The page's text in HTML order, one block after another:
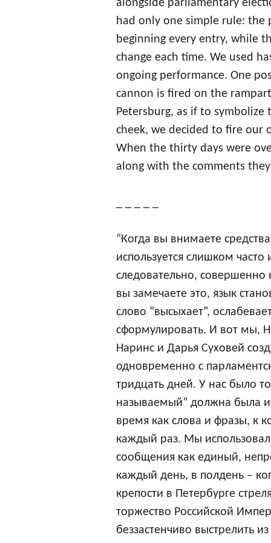
alongside parliamentary
had only one simple rule: the
beginning every entry, while
change each time. We used
ongoing performance. One
cannon is fired on the
Petersburg, as if to
cheek, we decided to fire our
When the thirty days were
along with the comments
“Когда вы внимаете
используется слишком
следовательно,
вы замечаете это, язык
слово “высыхает”,
сформулировать. И вот мы,
Наринс и Дарья Суховей
одновременно с
тридцать дней. У нас было
называемый” должна была
время как слова и фразы, к
каждый раз. Мы
сообщения как единый,
каждый день, в полдень –
крепости в Петербурге
торжество Российской
беззастенчиво выстрелить